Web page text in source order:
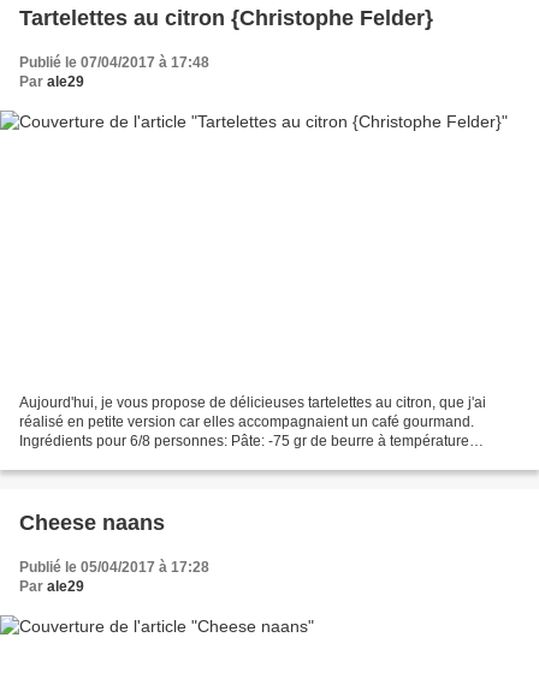
Tartelettes au citron {Christophe Felder}
Publié le 07/04/2017 à 17:48
Par ale29
Aujourd'hui, je vous propose de délicieuses tartelettes au citron, que j'ai
réalisé en petite version car elles accompagnaient un café gourmand.
Ingrédients pour 6/8 personnes: Pâte: -75 gr de beurre à température
Cheese naans
Publié le 05/04/2017 à 17:28
Par ale29